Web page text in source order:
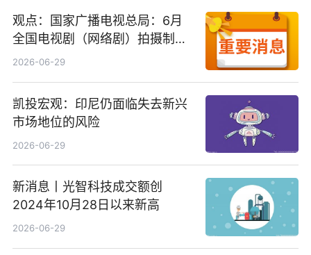
观点：国家广播电视总局：6月
全国电视剧（网络剧）拍摄制作
备案公示剧目197部
2026-06-29
凯投宏观：印尼仍面临失去新兴
市场地位的风险
2026-06-29
新消息丨光智科技成交额创
2024年10月28日以来新高
2026-06-29